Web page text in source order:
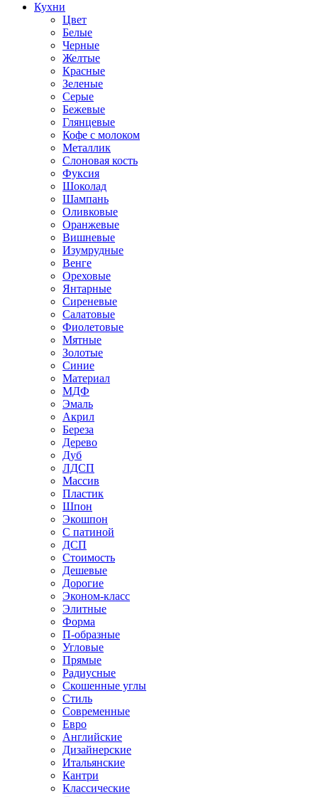
Кухни
Цвет
Белые
Черные
Желтые
Красные
Зеленые
Серые
Бежевые
Глянцевые
Кофе с молоком
Металлик
Слоновая кость
Фуксия
Шоколад
Шампань
Оливковые
Оранжевые
Вишневые
Изумрудные
Венге
Ореховые
Янтарные
Сиреневые
Салатовые
Фиолетовые
Мятные
Золотые
Синие
Материал
МДФ
Эмаль
Акрил
Береза
Дерево
Дуб
ЛДСП
Массив
Пластик
Шпон
Экошпон
С патиной
ДСП
Стоимость
Дешевые
Дорогие
Эконом-класс
Элитные
Форма
П-образные
Угловые
Прямые
Радиусные
Скошенные углы
Стиль
Современные
Евро
Английские
Дизайнерские
Итальянские
Кантри
Классические